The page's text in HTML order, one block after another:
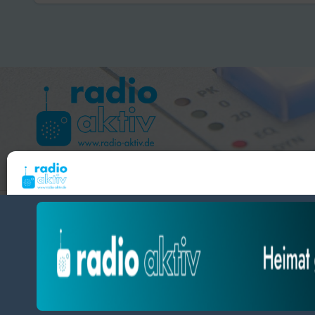
zustimmst, können wir Daten wie das Surfverhalten oder eindeutige IDs auf dieser
verarbeiten. Wenn du deine Zustimmung nicht erteilst oder zurückziehst, können
und Funktionen beeinträchtigt werden.
Hameln 99.3 – Bad Pyrmont 94.8 – Bad Münder 107.2 –
BlogDatabyThemeansar.